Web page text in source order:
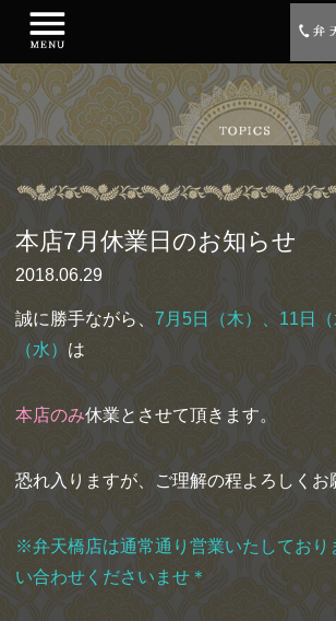
本店7月休業日のお知らせ
2018.06.29
誠に勝手ながら、7月5日（木）、11日
（水） は
本店のみ休業とさせて頂きます。
恐れ入りますが、ご理解の程よろしくお
※弁天橋店は通常通り営業いたしており
い合わせくださいませ＊